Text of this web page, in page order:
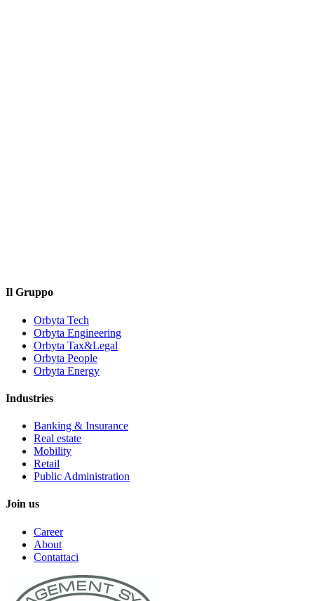
Il Gruppo
Orbyta Tech
Orbyta Engineering
Orbyta Tax&Legal
Orbyta People
Orbyta Energy
Industries
Banking & Insurance
Real estate
Mobility
Retail
Public Administration
Join us
Career
About
Contattaci